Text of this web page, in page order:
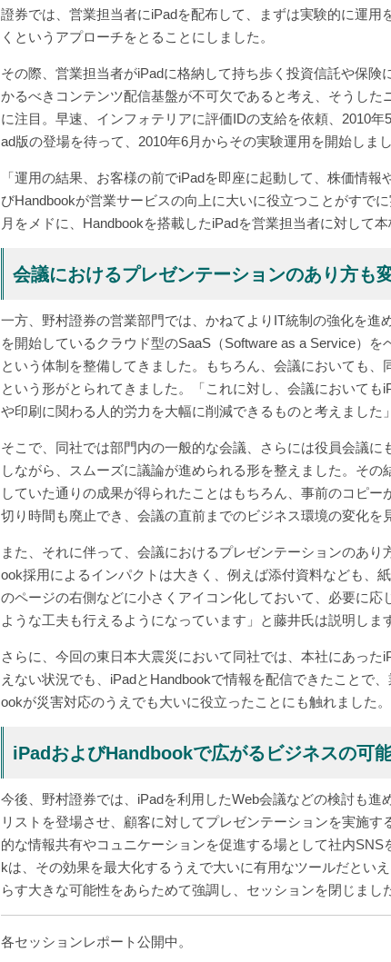
證券では、営業担当者にiPadを配布して、まずは実験的に運
くというアプローチをとることにしました。
その際、営業担当者がiPadに格納して持ち歩く投資信託や保
かるべきコンテンツ配信基盤が不可欠であると考え、そうした
に注目。早速、インフォテリアに評価IDの支給を依頼、2010
ad版の登場を待って、2010年6月からその実験運用を開始しまし
「運用の結果、お客様の前でiPadを即座に起動して、株価情
びHandbookが営業サービスの向上に大いに役立つことがすで
月をメドに、Handbookを搭載したiPadを営業担当者に対して
会議におけるプレゼンテーションのあり方も
一方、野村證券の営業部門では、かねてよりIT統制の強化を
を開始しているクラウド型のSaaS（Software as a Service）
という体制を整備してきました。もちろん、会議においても
という形がとられてきました。「これに対し、会議において
や印刷に関わる人的労力を大幅に削減できるものと考えました
そこで、同社では部門内の一般的な会議、さらには役員会議
しながら、スムーズに議論が進められる形を整えました。そ
していた通りの成果が得られたことはもちろん、事前のコピ
切り時間も廃止でき、会議の直前までのビジネス環境の変化を
また、それに伴って、会議におけるプレゼンテーションのあ
ook採用によるインパクトは大きく、例えば添付資料なども、
のページの右側などに小さくアイコン化しておいて、必要に
ような工夫も行えるようになっています」と藤井氏は説明しま
さらに、今回の東日本大震災において同社では、本社にあっ
えない状況でも、iPadとHandbookで情報を配信できたことで
ookが災害対応のうえでも大いに役立ったことにも触れました。
iPadおよびHandbookで広がるビジネスの可
今後、野村證券では、iPadを利用したWeb会議などの検討も
リストを登場させ、顧客に対してプレゼンテーションを実施
的な情報共有やコュニケーションを促進する場として社内
kは、その効果を最大化するうえで大いに有用なツールだとい
らす大きな可能性をあらためて強調し、セッションを閉じまし
各セッションレポート公開中。